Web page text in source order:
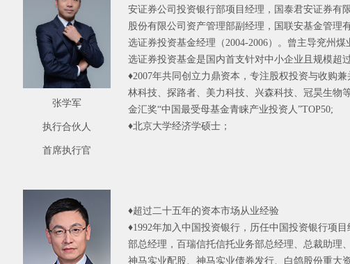
张学军
执行合伙人
首席执行官
安证券公司投资银行部项目经理，国泰君安证券有
股份有限公司资产管理部副经理，国联安基金管理
选证券投资基金经理（2004-2006）。曾主导兖州
选证券投资基金是国内首支针对中小企业且规模超
♦2007年共同创立力鼎资本，专注股权投资与收购
林科技、探路者、美力科技、兴森科技、冠昊生物
金汇奖“中国最受母基金青睐产业投资人”TOP50;
♦超过二十五年的资本市场从业经验
♦1992年加入中国投资银行，历任中国投资银行项
部总经理，百瑞信托信托业务部总经理、总裁助理
神马实业配股、神马实业债券发行、白鸽股份重大